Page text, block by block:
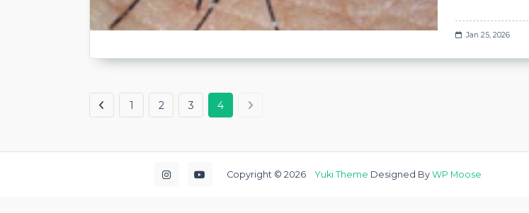
Jan 25, 2026
1 2 3 4
Copyright © 2026 Yuki Theme Designed By WP Moose